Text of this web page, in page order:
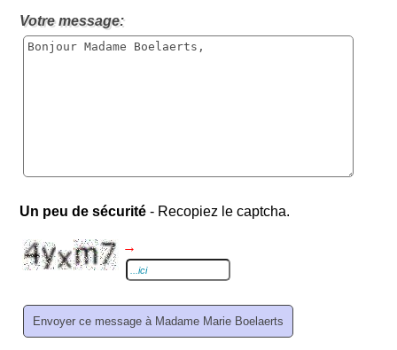
Votre message:
Un peu de sécurité - Recopiez le captcha.
→